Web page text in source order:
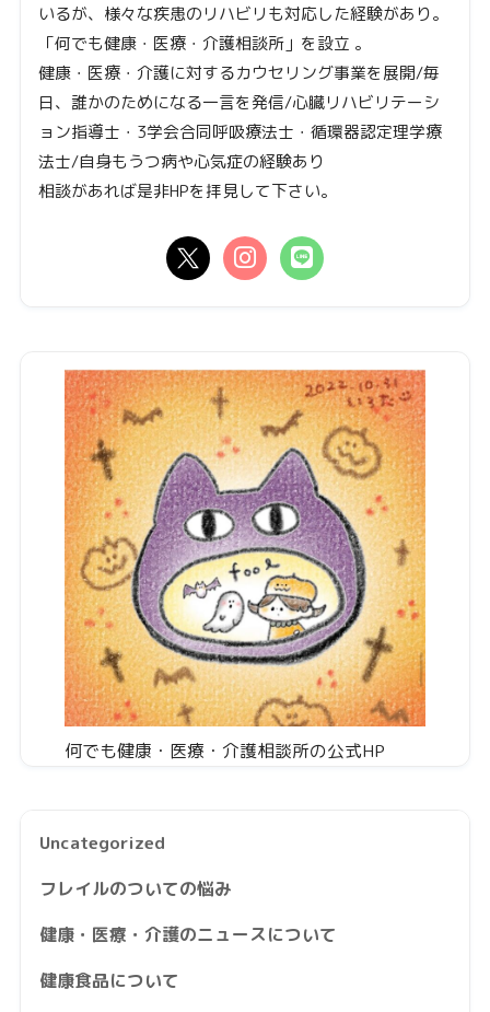
いるが、様々な疾患のリハビリも対応した経験があり。
「何でも健康・医療・介護相談所」を設立 。
健康・医療・介護に対するカウセリング事業を展開/毎
日、誰かのためになる一言を発信/心臓リハビリテーシ
ョン指導士・3学会合同呼吸療法士・循環器認定理学療
法士/自身もうつ病や心気症の経験あり
相談があれば是非HPを拝見して下さい。
何でも健康・医療・介護相談所の公式HP
Uncategorized
フレイルのついての悩み
健康・医療・介護のニュースについて
健康食品について